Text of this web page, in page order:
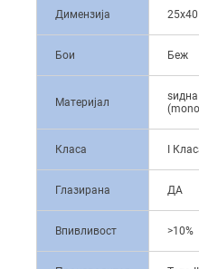
Димензија 25x40
Бои Беж
Материјал
Класа I
Глазирана ДА
Впивливост >10%